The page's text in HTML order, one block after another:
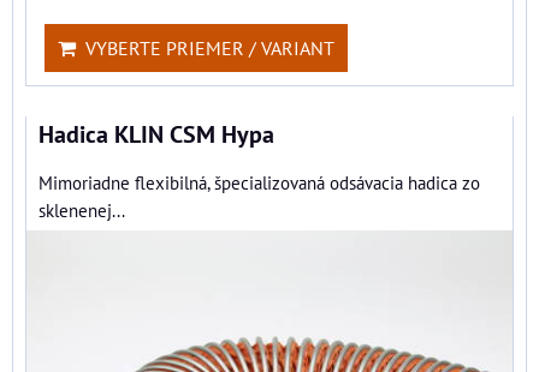
VYBERTE PRIEMER / VARIANT
Hadica KLIN CSM Hypa
Mimoriadne flexibilná, špecializovaná odsávacia hadica zo
sklenenej...